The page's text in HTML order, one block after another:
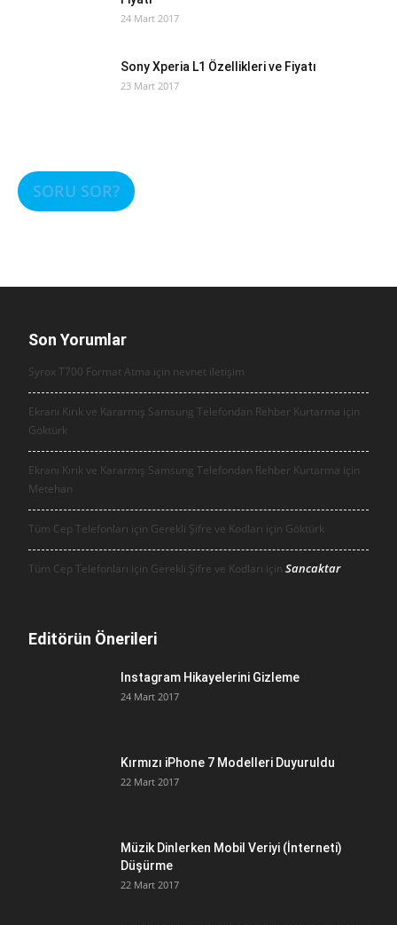
24 Mart 2017
Sony Xperia L1 Özellikleri ve Fiyatı
23 Mart 2017
SORU SOR?
Son Yorumlar
Syrox T700 Format Atma için nevnet iletişim
Ekranı Kırık ve Kararmış Samsung Telefondan Rehber Kurtarma için
Göktürk
Ekranı Kırık ve Kararmış Samsung Telefondan Rehber Kurtarma için
Metehan
Tüm Cep Telefonları için Gerekli Şifre ve Kodları için Göktürk
Tüm Cep Telefonları için Gerekli Şifre ve Kodları için Sancaktar
Editörün Önerileri
Instagram Hikayelerini Gizleme
24 Mart 2017
Kırmızı iPhone 7 Modelleri Duyuruldu
22 Mart 2017
Müzik Dinlerken Mobil Veriyi (İnterneti)
Düşürme
22 Mart 2017